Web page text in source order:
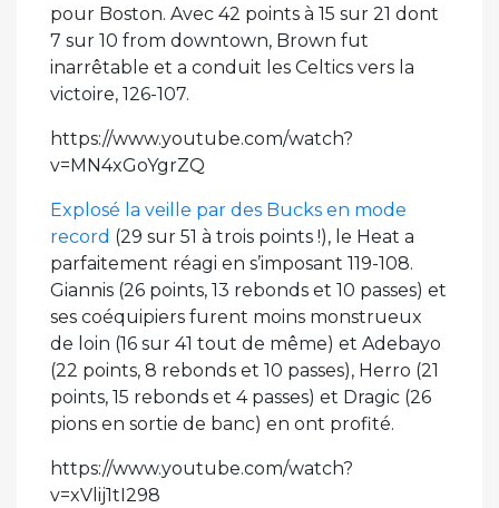
pour Boston. Avec 42 points à 15 sur 21 dont
7 sur 10 from downtown, Brown fut
inarrêtable et a conduit les Celtics vers la
victoire, 126-107.
https://www.youtube.com/watch?
v=MN4xGoYgrZQ
Explosé la veille par des Bucks en mode
record (29 sur 51 à trois points !), le Heat a
parfaitement réagi en s’imposant 119-108.
Giannis (26 points, 13 rebonds et 10 passes) et
ses coéquipiers furent moins monstrueux
de loin (16 sur 41 tout de même) et Adebayo
(22 points, 8 rebonds et 10 passes), Herro (21
points, 15 rebonds et 4 passes) et Dragic (26
pions en sortie de banc) en ont profité.
https://www.youtube.com/watch?
v=xVlij1tI298